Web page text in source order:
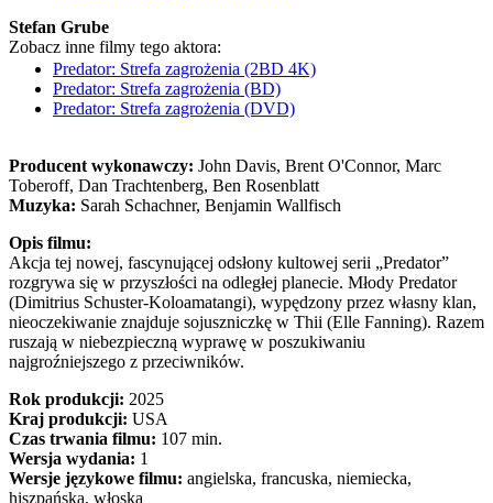
Stefan Grube
Zobacz inne filmy tego aktora:
Predator: Strefa zagrożenia (2BD 4K)
Predator: Strefa zagrożenia (BD)
Predator: Strefa zagrożenia (DVD)
Producent wykonawczy: John Davis, Brent O'Connor, Marc
Toberoff, Dan Trachtenberg, Ben Rosenblatt
Muzyka: Sarah Schachner, Benjamin Wallfisch
Opis filmu:
Akcja tej nowej, fascynującej odsłony kultowej serii „Predator”
rozgrywa się w przyszłości na odległej planecie. Młody Predator
(Dimitrius Schuster-Koloamatangi), wypędzony przez własny klan,
nieoczekiwanie znajduje sojuszniczkę w Thii (Elle Fanning). Razem
ruszają w niebezpieczną wyprawę w poszukiwaniu
najgroźniejszego z przeciwników.
Rok produkcji: 2025
Kraj produkcji: USA
Czas trwania filmu: 107 min.
Wersja wydania: 1
Wersje językowe filmu: angielska, francuska, niemiecka,
hiszpańska, włoska